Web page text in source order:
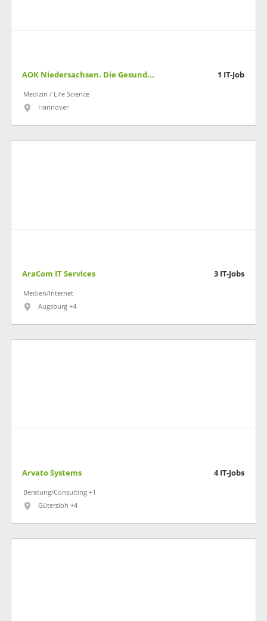
AOK Niedersachsen. Die Gesundheitskasse 1 IT-Job
Medizin / Life Science
Hannover
AraCom IT Services 3 IT-Jobs
Medien/Internet
Augsburg +4
Arvato Systems 4 IT-Jobs
Beratung/Consulting +1
Gütersloh +4